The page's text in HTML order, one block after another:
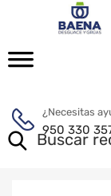
¿Necesitas
950 330